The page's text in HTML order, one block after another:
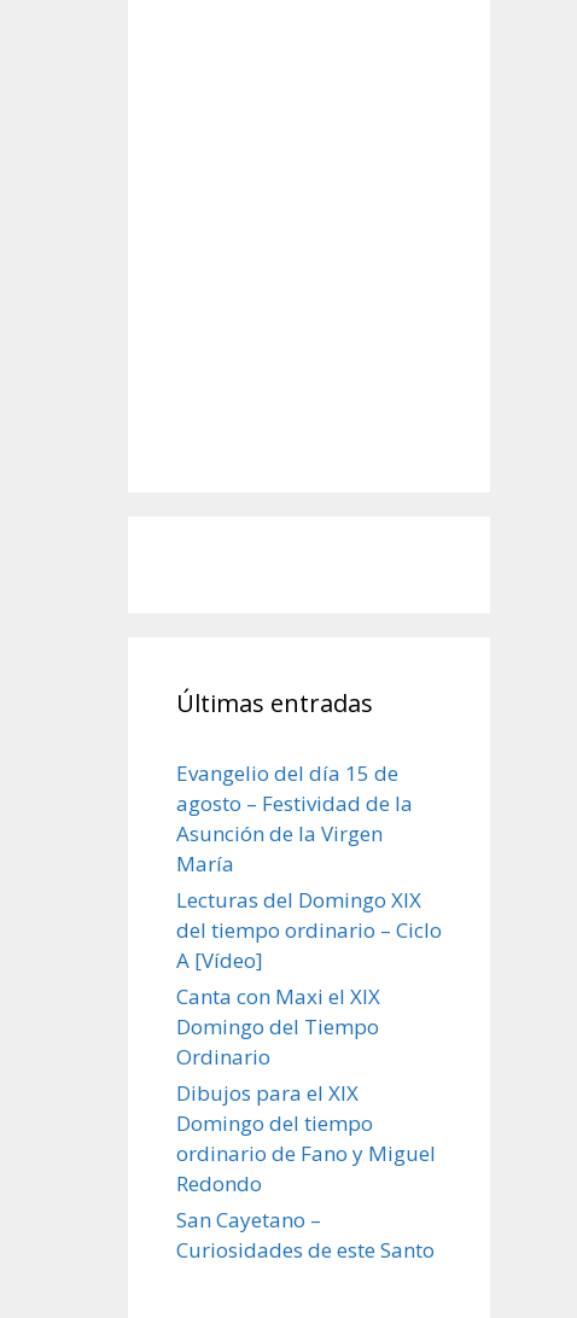
Últimas entradas
Evangelio del día 15 de
agosto – Festividad de la
Asunción de la Virgen
María
Lecturas del Domingo XIX
del tiempo ordinario – Ciclo
A [Vídeo]
Canta con Maxi el XIX
Domingo del Tiempo
Ordinario
Dibujos para el XIX
Domingo del tiempo
ordinario de Fano y Miguel
Redondo
San Cayetano –
Curiosidades de este Santo